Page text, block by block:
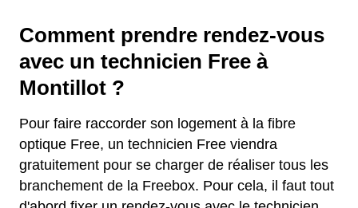
Comment prendre rendez-vous
avec un technicien Free à
Montillot ?
Pour faire raccorder son logement à la fibre
optique Free, un technicien Free viendra
gratuitement pour se charger de réaliser tous les
branchement de la Freebox. Pour cela, il faut tout